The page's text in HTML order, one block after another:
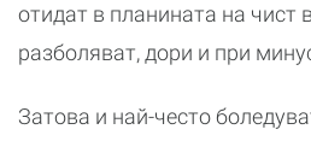
отидат в планината на чист
разболяват, дори и при
Затова и най-често